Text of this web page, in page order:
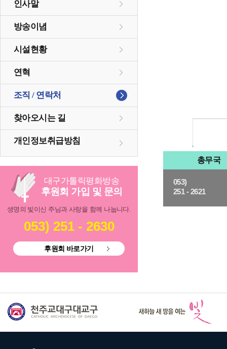
인사말
방송이념
시설현황
연혁
조직 / 연락처
찾아오시는 길
개인정보취급방침
대구가톨릭평화방송
후원회 가입 및 문의
생명의 빛이신 주님과 사랑을 함께 나눕니다.
053) 251 - 2630
후원회 바로가기
총무국
053)
251 - 2621